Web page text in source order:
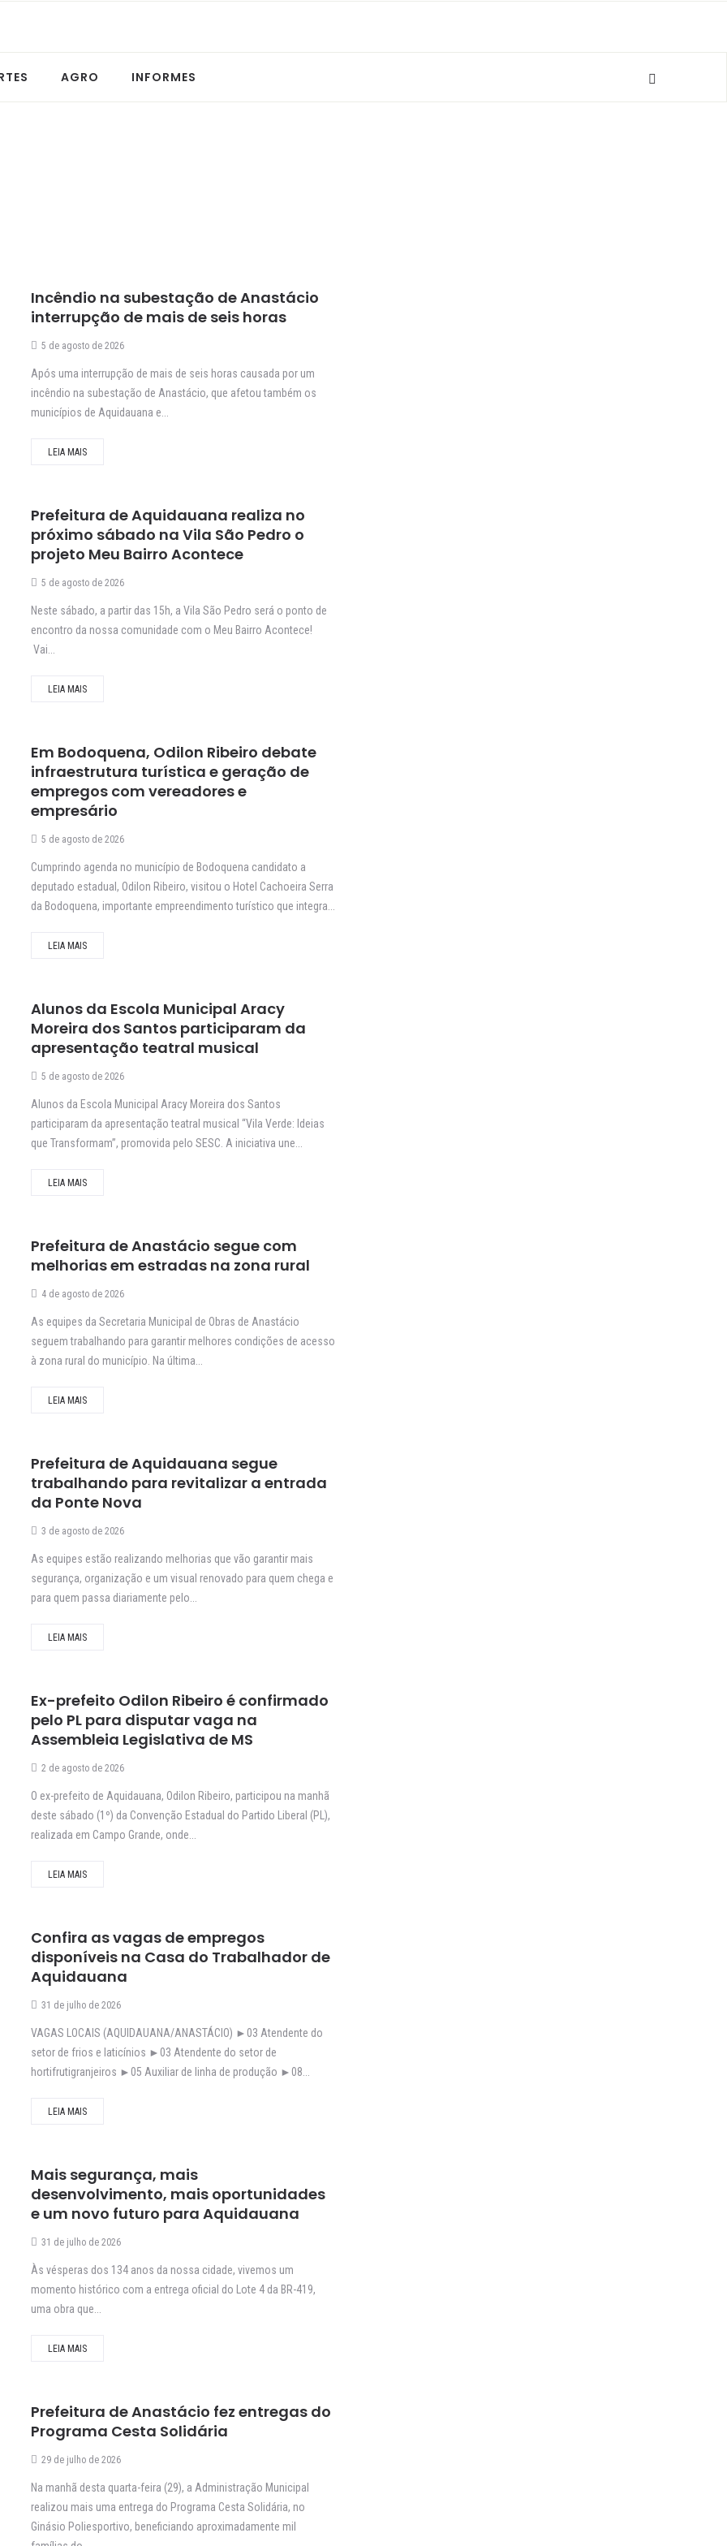
AGRO INFORMES
Incêndio na subestação de Anastácio
interrupção de mais de seis horas
5 de agosto de 2026
Após uma interrupção de mais de seis horas causada por um
incêndio na subestação de Anastácio, que afetou também os
municípios de Aquidauana e...
LEIA MAIS
Prefeitura de Aquidauana realiza no
próximo sábado na Vila São Pedro o
projeto Meu Bairro Acontece
5 de agosto de 2026
Neste sábado, a partir das 15h, a Vila São Pedro será o ponto de
encontro da nossa comunidade com o Meu Bairro Acontece!
Vai...
LEIA MAIS
Em Bodoquena, Odilon Ribeiro debate
infraestrutura turística e geração de
empregos com vereadores e
empresário
5 de agosto de 2026
Cumprindo agenda no município de Bodoquena candidato a
deputado estadual, Odilon Ribeiro, visitou o Hotel Cachoeira Serra
da Bodoquena, importante empreendimento turístico que integra...
LEIA MAIS
Alunos da Escola Municipal Aracy
Moreira dos Santos participaram da
apresentação teatral musical
5 de agosto de 2026
Alunos da Escola Municipal Aracy Moreira dos Santos
participaram da apresentação teatral musical “Vila Verde: Ideias
que Transformam”, promovida pelo SESC. A iniciativa une...
LEIA MAIS
Prefeitura de Anastácio segue com
melhorias em estradas na zona rural
4 de agosto de 2026
As equipes da Secretaria Municipal de Obras de Anastácio
seguem trabalhando para garantir melhores condições de acesso
à zona rural do município. Na última...
LEIA MAIS
Prefeitura de Aquidauana segue
trabalhando para revitalizar a entrada
da Ponte Nova
3 de agosto de 2026
As equipes estão realizando melhorias que vão garantir mais
segurança, organização e um visual renovado para quem chega e
para quem passa diariamente pelo...
LEIA MAIS
Ex-prefeito Odilon Ribeiro é confirmado
pelo PL para disputar vaga na
Assembleia Legislativa de MS
2 de agosto de 2026
O ex-prefeito de Aquidauana, Odilon Ribeiro, participou na manhã
deste sábado (1º) da Convenção Estadual do Partido Liberal (PL),
realizada em Campo Grande, onde...
LEIA MAIS
Confira as vagas de empregos
disponíveis na Casa do Trabalhador de
Aquidauana
31 de julho de 2026
VAGAS LOCAIS (AQUIDAUANA/ANASTÁCIO) ►03 Atendente do
setor de frios e laticínios ►03 Atendente do setor de
hortifrutigranjeiros ►05 Auxiliar de linha de produção ►08...
LEIA MAIS
Mais segurança, mais
desenvolvimento, mais oportunidades
e um novo futuro para Aquidauana
31 de julho de 2026
Às vésperas dos 134 anos da nossa cidade, vivemos um
momento histórico com a entrega oficial do Lote 4 da BR-419,
uma obra que...
LEIA MAIS
Prefeitura de Anastácio fez entregas do
Programa Cesta Solidária
29 de julho de 2026
Na manhã desta quarta-feira (29), a Administração Municipal
realizou mais uma entrega do Programa Cesta Solidária, no
Ginásio Poliesportivo, beneficiando aproximadamente mil